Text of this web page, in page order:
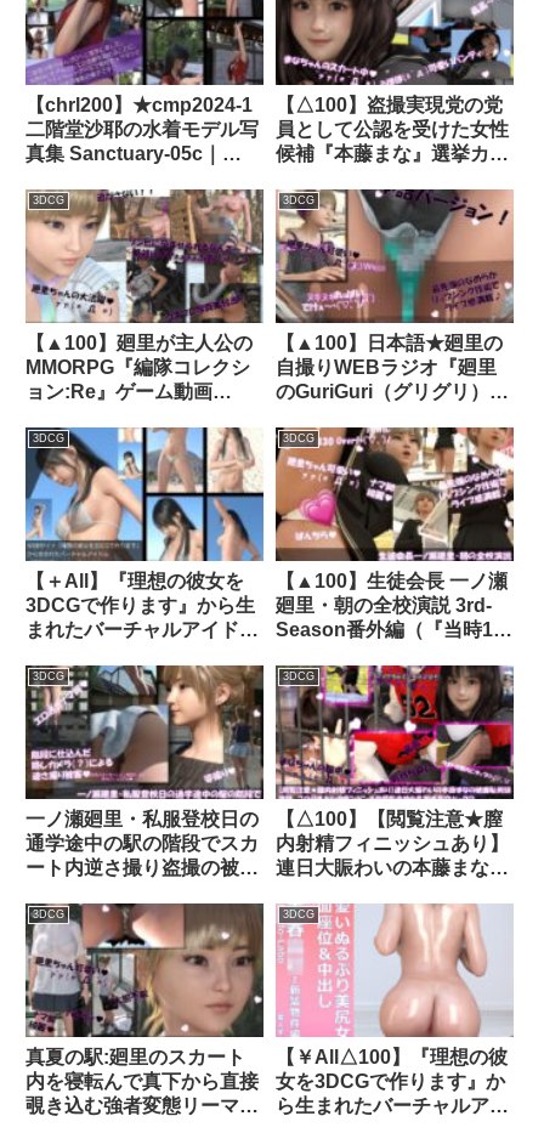
れてしまう。（乳房露出・
騎乗位2編）｜d_261199│
Libido-Labo
【chrl200】★cmp2024-1
二階堂沙耶の水着モデル写
真集 Sanctuary-05c｜
【△100】盗撮実現党の党
員として公認を受けた女性
候補『本藤まな』選挙カー
「テーマ:ゲームのコスプ
レについて」:PV09（サイ
ゴナファンタジアのヒロイ
ンコスプレ編）｜
d_341084│ Libido-Labo
3DCG
【▲100】廻里が主人公の
MMORPG『編隊コレクシ
ョン:Re』ゲーム動画
るレ○プ被害に遭ってしま
う:正面座位でおっぱい丸
出し！！）｜d_714079
3DCG
【▲100】日本語★廻里の
自撮りWEBラジオ『廻里
のGuriGuri（グリグリ）
ASMRマイクでカップルの
ちょっとエッチな『ブラジ
ャーからおっぱいを取りだ
して彼氏に乳首を舐めて吸
って貰う』体験を再現
★［日本語バージョン
（ASMRパートも日本
語！）］｜d_690300
3DCG
【＋All】『理想の彼女を
3DCGで作ります』から生
まれたバーチャルアイドル
や）」のグラドル撮影風写
真集:Gradol_09｜
d_291094│ Libido-Labo
3DCG
【▲100】生徒会長 一ノ瀬
廻里・朝の全校演説 3rd-
Season番外編（『当時1年
3年次の生徒会長を押し退
けて当選した伝★説のハイ
キックパンチラ』）｜
d_502723│ Libido-Labo
3DCG
一ノ瀬廻里・私服登校日の
通学途中の駅の階段でスカ
ート内逆さ撮り盗撮の被害
ックパンティ）｜
d_744288
3DCG
【△100】【閲覧注意★膣
内射精フィニッシュあり】
連日大賑わいの本藤まなの
ケシカランパンチラ撮影会
やら生脱ぎ真空パックのパ
ンティ抽選プレゼント会な
どを実施していたところ、
近くの大学のアメフト部員
らしきオトコに公衆の面前
でレ○プされてしまった
件。（立ちバック）｜
d_344934│ Libido-Labo
3DCG
真夏の駅:廻里のスカート
内を寝転んで真下から直接
覗き込む強者変態リーマ
3DCG
【￥All△100】『理想の彼
女を3DCGで作ります』か
ら生まれたバーチャルアイ